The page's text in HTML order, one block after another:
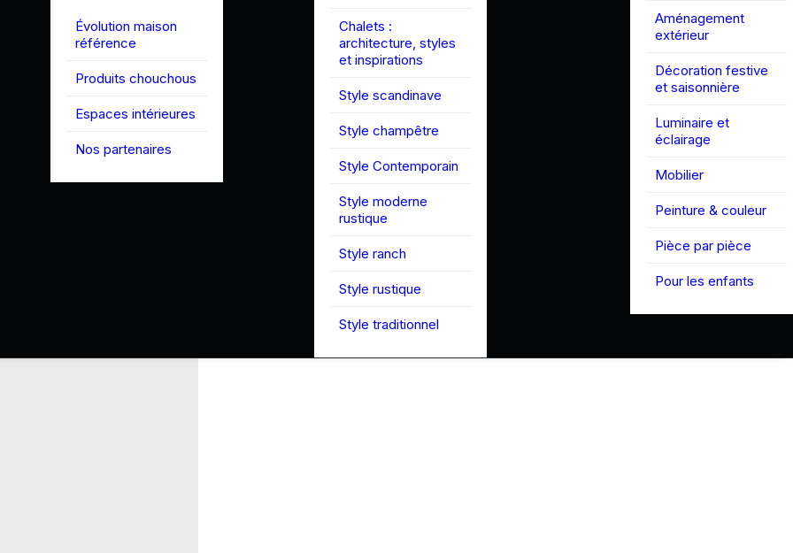
Évolution maison
référence
Produits chouchous
Espaces intérieures
Nos partenaires
Chalets :
architecture, styles
et inspirations
Style scandinave
Style champêtre
Style Contemporain
Style moderne
rustique
Style ranch
Style rustique
Style traditionnel
Aménagement
extérieur
Décoration festive
et saisonnière
Luminaire et
éclairage
Mobilier
Peinture & couleur
Pièce par pièce
Pour les enfants